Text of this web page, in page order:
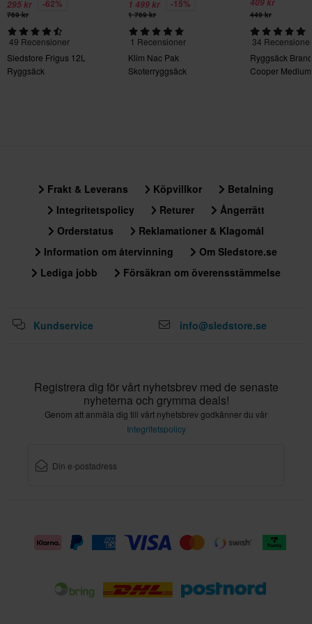
det möjligt för förare att enkelt och säkert bära en hjälm, utan att
vara rädda för att tappa den
• Regnskydd medföljer för våtvädersprestanda
• Reflekterande kanter
295 kr -62%
769 kr
49 Recensioner
Sledstore Frigus 12L
Ryggsäck
1 499 kr -15%
1 769 kr
1 Recensioner
Klim Nac Pak
Skoterryggsäck
409 kr
449 kr
34 Recensioner
Ryggsäck
Cooper
Frakt & Leverans Köpvillkor
Betalning
Integritetspolicy
Returer
Ångerrätt
Orderstatus
Reklamationer & Klagomål
Information om återvinning
Om Sledstore.se
Lediga jobb
Försäkran om överensstämmelse
Kundservice info@sledstore.se
Registrera dig för vårt nyhetsbrev med de senaste
nyheterna och grymma deals!
Genom att anmäla dig till vårt nyhetsbrev godkänner du vår
Integritetspolicy